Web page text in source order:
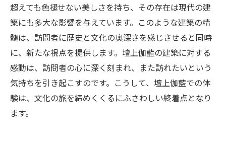
超えても色褪せない美しさを持ち、その存在は現代の建
築にも多大な影響を与えています。このような建築の精
髄は、訪問者に歴史と文化の奥深さを感じさせると同時
に、新たな視点を提供します。壇上伽藍の建築に対する
感動は、訪問者の心に深く刻まれ、また訪れたいという
気持ちを引き起こすのです。こうして、壇上伽藍での体
験は、文化の旅を締めくくるにふさわしい終着点となり
ます。